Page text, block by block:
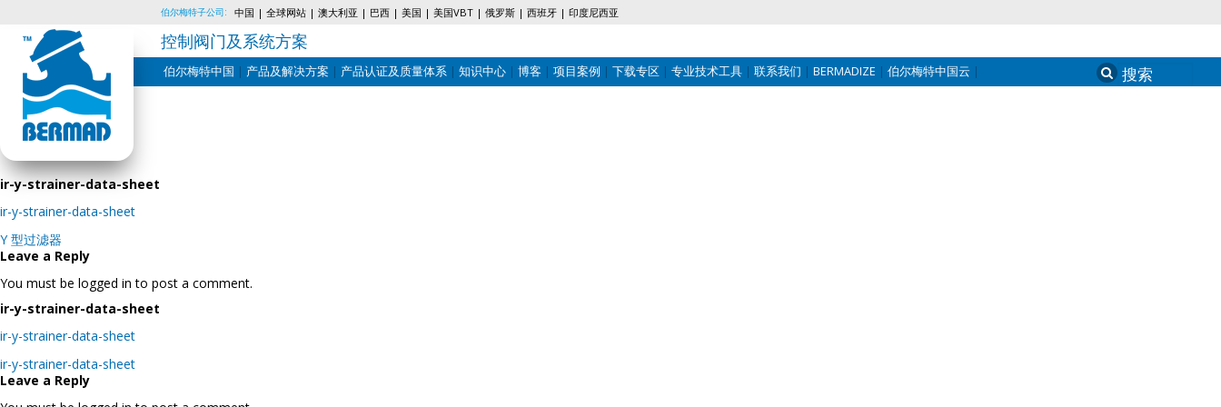
Skip
content
伯尔梅特子公司: 中国 全球网站 澳大利亚 巴西 美国 美国VBT 俄罗斯 西班牙 印度尼西亚
控制阀门及系统方案
伯尔梅特中国 产品及解决方案 产品认证及质量体系 知识中心 博客 项目案例 下载专区 专业技术工具 联系我们 BERMADIZE 伯尔梅特中国云 Search
for:
ir-y-strainer-data-sheet
ir-y-strainer-data-sheet
Post
navigation
Y 型过滤器
Leave a Reply
You must be logged in to post a comment.
ir-y-strainer-data-sheet
ir-y-strainer-data-sheet
Post
navigation
ir-y-strainer-data-sheet
Leave a Reply